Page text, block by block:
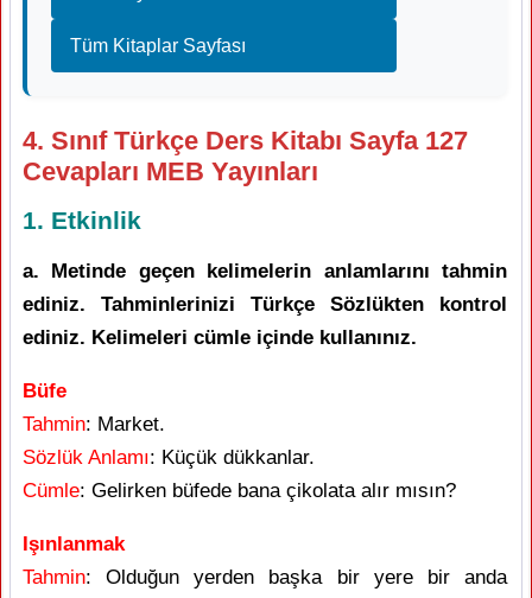
Tüm Kitaplar Sayfası
4. Sınıf Türkçe Ders Kitabı Sayfa 127
Cevapları MEB Yayınları
1. Etkinlik
a. Metinde geçen kelimelerin anlamlarını tahmin
ediniz. Tahminlerinizi Türkçe Sözlükten kontrol
ediniz. Kelimeleri cümle içinde kullanınız.
Büfe
Tahmin: Market.
Sözlük Anlamı: Küçük dükkanlar.
Cümle: Gelirken büfede bana çikolata alır mısın?
Işınlanmak
Tahmin: Olduğun yerden başka bir yere bir anda